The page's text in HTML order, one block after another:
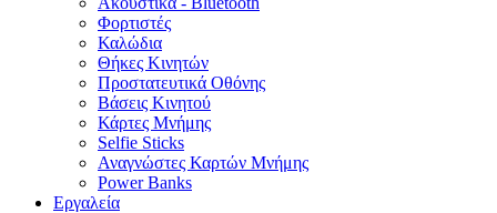
Φορτιστές
Καλώδια
Θήκες Κινητών
Προστατευτικά Οθόνης
Βάσεις Κινητού
Κάρτες Μνήμης
Selfie Sticks
Αναγνώστες Καρτών Μνήμης
Power Banks
Εργαλεία